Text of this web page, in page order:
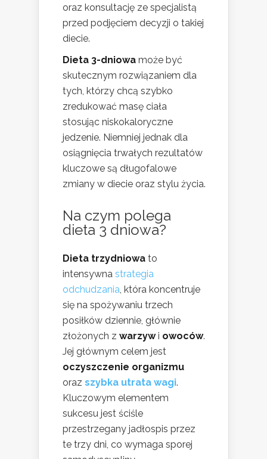
oraz konsultację ze specjalistą
przed podjęciem decyzji o takiej
diecie.
Dieta 3-dniowa może być
skutecznym rozwiązaniem dla
tych, którzy chcą szybko
zredukować masę ciała
stosując niskokaloryczne
jedzenie. Niemniej jednak dla
osiągnięcia trwałych rezultatów
kluczowe są długofalowe
zmiany w diecie oraz stylu życia.
Na czym polega
dieta 3 dniowa?
Dieta trzydniowa to
intensywna strategia
odchudzania , która koncentruje
się na spożywaniu trzech
posiłków dziennie, głównie
złożonych z warzywi owoców.
Jej głównym celem jest
oczyszczenie organizmu
oraz szybka utrata wagi.
Kluczowym elementem
sukcesu jest ściśle
przestrzegany jadłospis przez
te trzy dni, co wymaga sporej